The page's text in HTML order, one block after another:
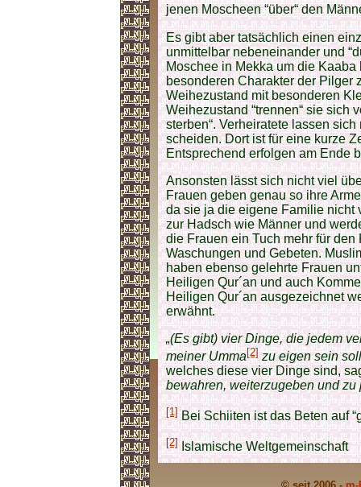
jenen Moscheen “über“ den
Es gibt aber tatsächlich einen
unmittelbar nebeneinander und
Moschee in Mekka um die
besonderen Charakter der Pilger
Weihezustand mit besonderen
Weihezustand “trennen“ sie sich
sterben“. Verheiratete lassen
scheiden. Dort ist für eine kurze
Entsprechend erfolgen am Ende
Ansonsten lässt sich nicht viel
Frauen geben genau so ihre
da sie ja die eigene Familie nicht
zur Hadsch wie Männer und
die Frauen ein Tuch mehr für
Waschungen und Gebeten.
haben ebenso gelehrte Frauen
Heiligen Qur´an und auch
Heiligen Qur´an ausgezeichnet
erwähnt.
„(Es gibt) vier Dinge, die jedem
meiner Umma[2]zu eigen sein
welches diese vier Dinge sind,
bewahren, weiterzugeben und zu
[1]Bei Schiiten ist das Beten auf
[2]Islamische Weltgemeinschaft